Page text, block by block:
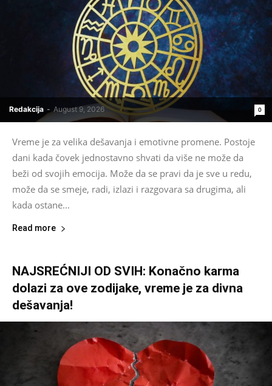
Redakcija - August 9, 2026 0
Vreme je za velika dešavanja i emotivne promene. Postoje
dani kada čovek jednostavno shvati da više ne može da
beži od svojih emocija. Može da se pravi da je sve u redu,
može da se smeje, radi, izlazi i razgovara sa drugima, ali
kada ostane...
Read more
NAJSREĆNIJI OD SVIH: Konačno karma
dolazi za ove zodijake, vreme je za divna
dešavanja!